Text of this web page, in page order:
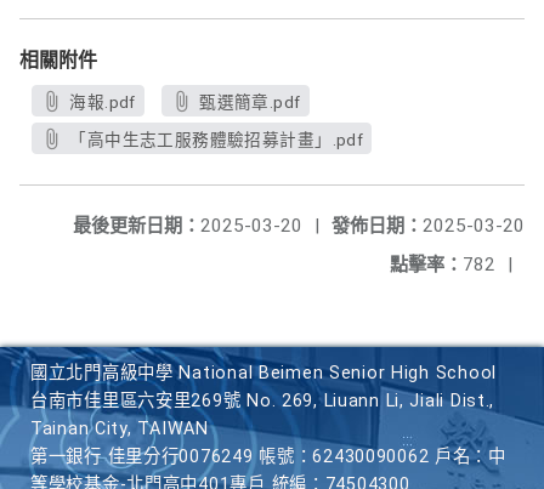
相關附件
海報.pdf
甄選簡章.pdf
「高中生志工服務體驗招募計畫」.pdf
發佈日期： 2025-03-20
最後更新日期： 2025-03-20
|
點擊率： 782 |
國立北門高級中學 National Beimen Senior High School
台南市佳里區六安里269號 No. 269, Liuann Li, Jiali Dist.,
Tainan City, TAIWAN
第一銀行 佳里分行0076249 帳號：62430090062 戶名：中
等學校基金-北門高中401專戶 統編：74504300